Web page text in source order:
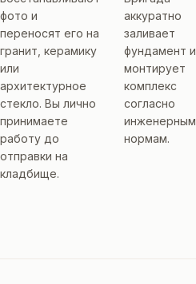
фото и
переносят его на
гранит, керамику
или
архитектурное
стекло. Вы лично
принимаете
работу до
отправки на
кладбище.
аккуратно
заливает
фундамент и
монтирует
комплекс
согласно
инженерным
нормам.